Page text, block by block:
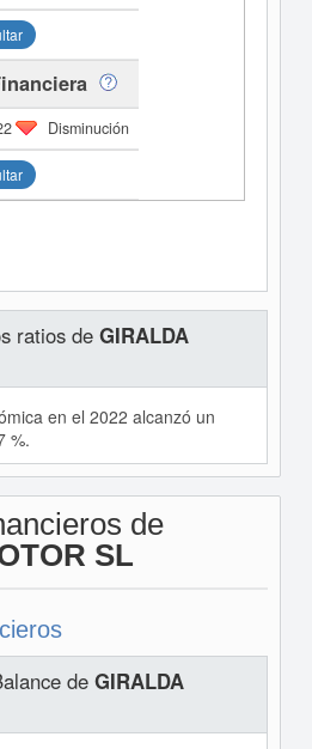
Disminución
ratios de GIRALDA
en el 2022 alcanzó un
%.
de
SL
de GIRALDA